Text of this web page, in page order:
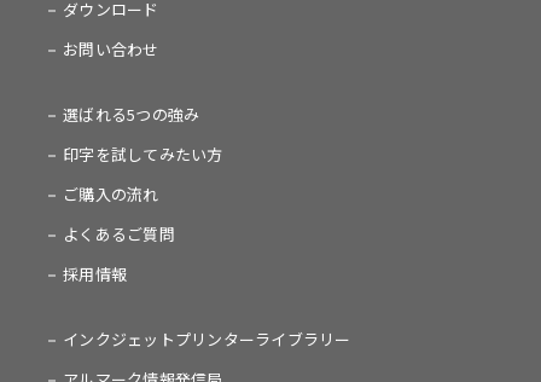
ダウンロード
お問い合わせ
選ばれる5つの強み
印字を試してみたい方
ご購入の流れ
よくあるご質問
採用情報
インクジェットプリンターライブラリー